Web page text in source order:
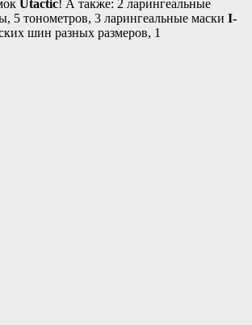
Utactic! А также: 2 ларингеальные
5 тонометров, 3 ларингеальные маски I-
шин разных размеров, 1